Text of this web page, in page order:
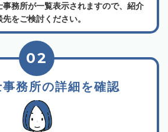
務所が一覧表示されますので、紹介
をご検討ください。
務所の詳細を確認
02